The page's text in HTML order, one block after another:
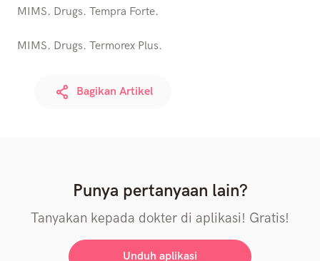
MIMS. Drugs. Tempra Forte.
MIMS. Drugs. Termorex Plus.
Bagikan Artikel
Punya pertanyaan lain?
Tanyakan kepada dokter di aplikasi! Gratis!
Unduh aplikasi